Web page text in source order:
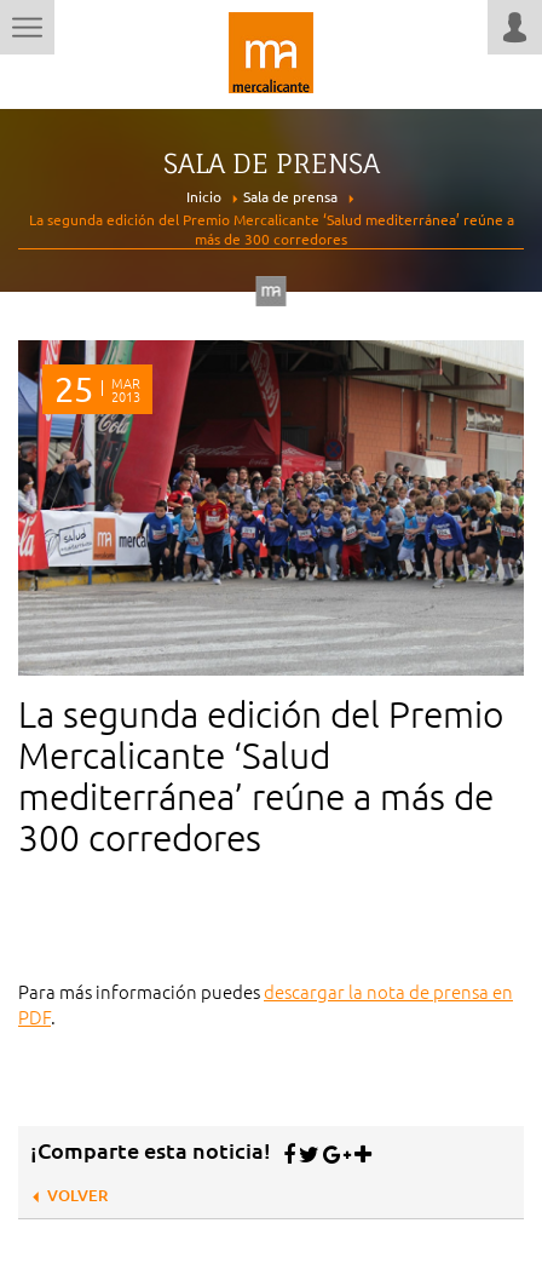
SALA DE PRENSA
Inicio
Sala de prensa
La segunda edición del Premio Mercalicante ‘Salud mediterránea’ reúne a
más de 300 corredores
25 MAR
2013
La segunda edición del Premio
Mercalicante ‘Salud
mediterránea’ reúne a más de
300 corredores
Para más información puedesdescargar la nota de prensa en
PDF.
¡Comparte esta noticia!
VOLVER